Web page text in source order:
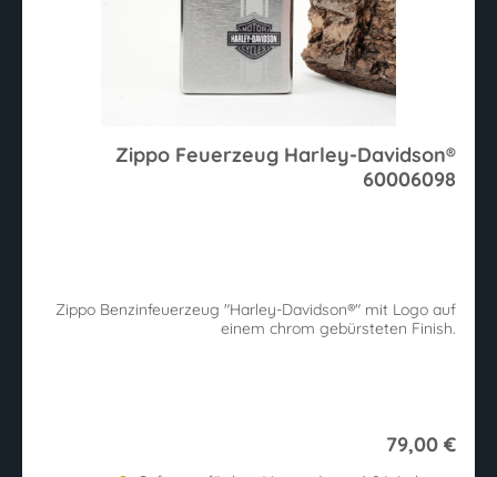
Zippo Feuerzeug Harley-Davidson®
60006098
Zippo Benzinfeuerzeug "Harley-Davidson®" mit Logo auf
einem chrom gebürsteten Finish.
79,00 €